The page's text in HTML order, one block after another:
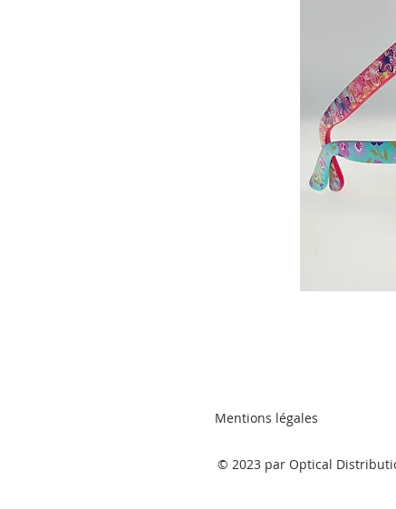
© 2023 par Optical
Mentions légales